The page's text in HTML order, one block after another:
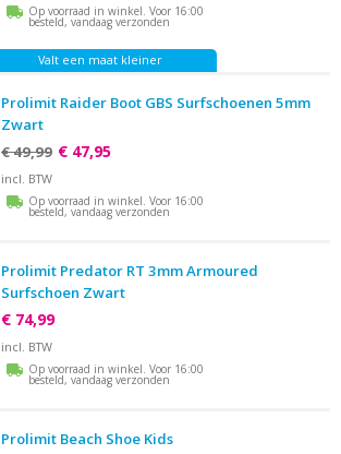
Op voorraad in winkel. Voor 16:00
besteld, vandaag verzonden
Valt een maat kleiner
Prolimit Raider Boot GBS Surfschoenen 5mm
Zwart
€ 49,99 € 47,95
incl. BTW
Op voorraad in winkel. Voor 16:00
besteld, vandaag verzonden
Prolimit Predator RT 3mm Armoured
Surfschoen Zwart
€ 74,99
incl. BTW
Op voorraad in winkel. Voor 16:00
besteld, vandaag verzonden
Prolimit Beach Shoe Kids